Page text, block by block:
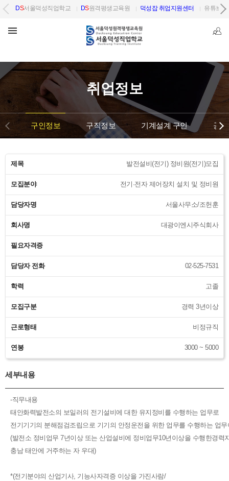
DS서울덕성직업학교 DS원격평생교육원 덕성잡 취업지원센터 유튜브
취업정보
구인정보 구직정보 기계설계 구인 공
제목 발전설비(전기) 정비원(전기)모집
모집분야 전기·전자 제어장치 설치 및 정비원
담당자명 서울사무소/조헌훈
회사명 대광이엔시주식회사
필요자격증
담당자 전화 02-525-7531
학력 고졸
모집구분 경력 3년이상
근로형태 비정규직
연봉 3000 ~ 5000
세부내용
-직무내용
태안화력발전소의 보일러의 전기설비에 대한 유지정비를 수행하는 업무로
전기기기의 분해점검조립으로 기기의 안정운전을 위한 업무를 수행하는 업
(발전소 정비업무 7년이상 또는 산업설비에 정비업무10년이상을 수행한경력
충남 태안에 거주하는 자 우대)
*(전기분야의 산업기사, 기능사자격증 이상을 가진사람/